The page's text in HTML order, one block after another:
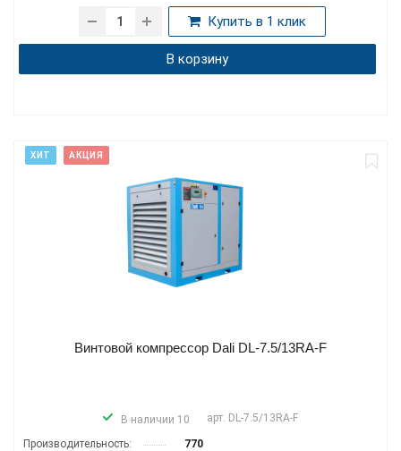
Купить в 1 клик
В корзину
ХИТ АКЦИЯ
Винтовой компрессор Dali DL-7.5/13RA-F
В наличии 10 арт. DL-7.5/13RA-F
Производитель­ность:
770